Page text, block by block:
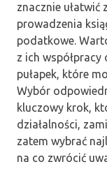
znacznie ułatwić
prowadzenia
podatkowe.
z ich współpracy
pułapek, które
Wybór
kluczowy krok,
działalności,
zatem wybrać
na co zwrócić